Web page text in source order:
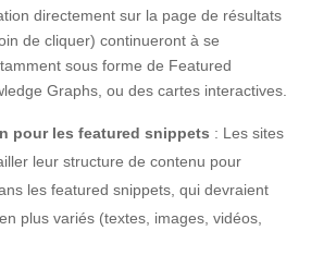
directement sur la page de résultats
de cliquer) continueront à se
sous forme de Featured
Graphs, ou des cartes interactives.
pour les featured snippets : Les sites
leur structure de contenu pour
les featured snippets, qui devraient
plus variés (textes, images, vidéos,